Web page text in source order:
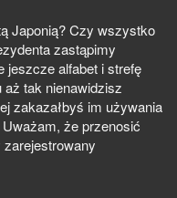
Japonią? Czy wszystko
zastąpimy
jeszcze alfabet i strefę
tak nienawidzisz
zakazałbyś im używania
że przenosić